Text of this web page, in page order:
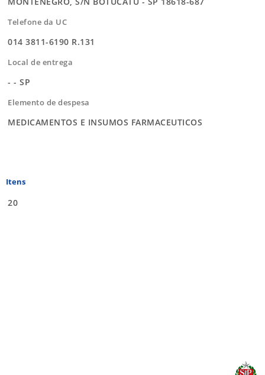
Telefone da UC
014 3811-6190 R.131
Local de entrega
- - SP
Elemento de despesa
MEDICAMENTOS E INSUMOS FARMACEUTICOS
Itens
20